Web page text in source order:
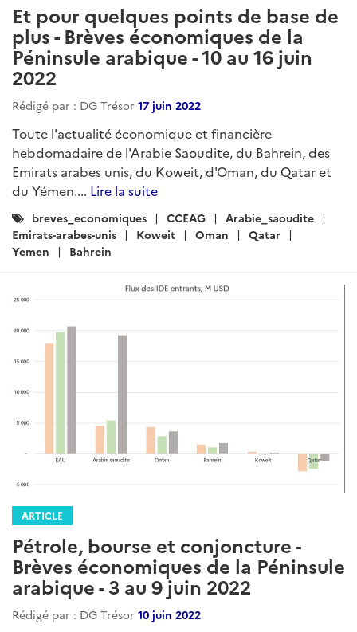
Et pour quelques points de base de
plus - Brèves économiques de la
Péninsule arabique - 10 au 16 juin
2022
Rédigé par : DG Trésor 17 juin 2022
Toute l'actualité économique et financière
hebdomadaire de l'Arabie Saoudite, du Bahrein, des
Emirats arabes unis, du Koweit, d'Oman, du Qatar et
du Yémen.... Lire la suite
Catégories
:
breves_economiques CCEAG
Arabie_saoudite
Emirats-arabes-unis
Koweit Oman
Qatar
Yemen
Bahrein
ARTICLE
Pétrole, bourse et conjoncture -
Brèves économiques de la Péninsule
arabique - 3 au 9 juin 2022
Rédigé par : DG Trésor 10 juin 2022